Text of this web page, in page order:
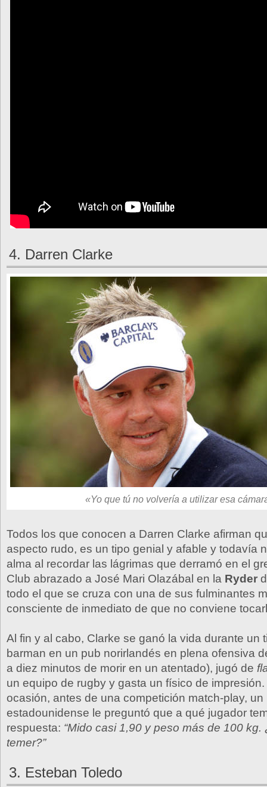
4. Darren Clarke
«Yo que tú no volvería a utilizar esa
Todos los que conocen a Darren Clarke afirman
aspecto rudo, es un tipo genial y afable y todavía
alma al recordar las lágrimas que derramó en el
Club abrazado a José Mari Olazábal en la Ryder
todo el que se cruza con una de sus fulminantes
consciente de inmediato de que no conviene
Al fin y al cabo, Clarke se ganó la vida durante un
barman en un pub norirlandés en plena ofensiva
a diez minutos de morir en un atentado), jugó de
un equipo de rugby y gasta un físico de
ocasión, antes de una competición match-play, un
estadounidense le preguntó que a qué jugador
respuesta: “Mido casi 1,90 y peso más de 100 kg.
temer?”
3. Esteban Toledo